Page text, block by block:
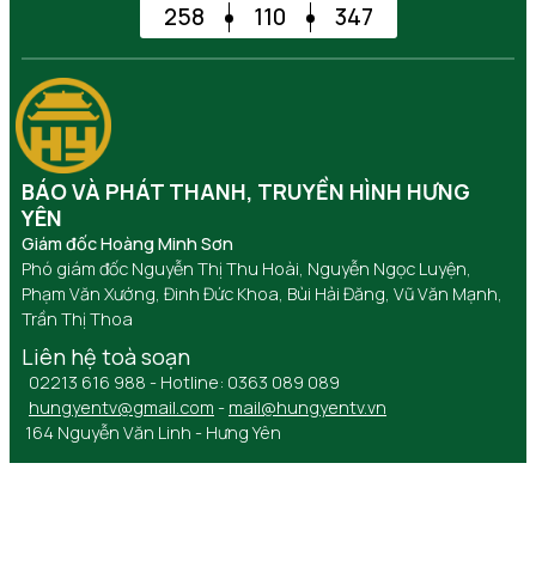
258 110 347
BÁO VÀ PHÁT THANH, TRUYỀN HÌNH HƯNG
YÊN
Giám đốc Hoàng Minh Sơn
Phó giám đốc Nguyễn Thị Thu Hoài, Nguyễn Ngọc Luyện,
Phạm Văn Xướng, Đinh Đức Khoa, Bùi Hải Đăng, Vũ Văn Mạnh,
Trần Thị Thoa
Liên hệ toà soạn
02213 616 988 - Hotline: 0363 089 089
hungyentv@gmail.com - mail@hungyentv.vn
164 Nguyễn Văn Linh - Hưng Yên